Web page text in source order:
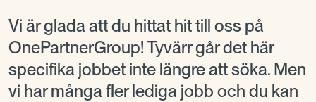
Vi är glada att du hittat hit till oss på
OnePartnerGroup! Tyvärr går det här
specifika jobbet inte längre att söka. Men
vi har många fler lediga jobb och du kan